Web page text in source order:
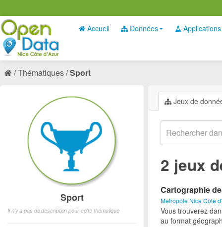
Accueil Données Applications
Thématiques Sport
Jeux de
2 jeux
Cartographie
Métropole Nice Côte
Vous trouverez
au format
Sport
Il n'y a pas de description pour cette thématique